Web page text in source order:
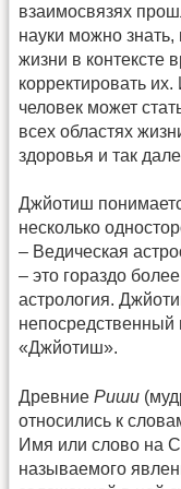
взаимосвязях
науки можно знать,
жизни в контексте
корректировать
человек может
всех областях
здоровья и так
Джйотиш
несколько
– Ведическая
– это гораздо
астрология.
непосредственный
«Джйотиш».
Древние Риши
относились к
Имя или слово на
называемого